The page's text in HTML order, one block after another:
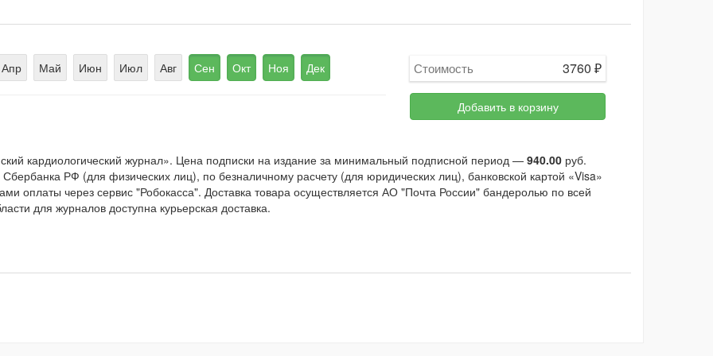
Апр Май Июн Июл Авг Сен Окт Ноя Дек Стоимость 3760 ₽
Добавить в корзину
кардиологический журнал». Цена подписки на издание за минимальный подписной период — 940.00 руб.
РФ (для физических лиц), по безналичному расчету (для юридических лиц), банковской картой «Visa»
оплаты через сервис "Робокасса". Доставка товара осуществляется АО "Почта России" бандеролью по всей
для журналов доступна курьерская доставка.